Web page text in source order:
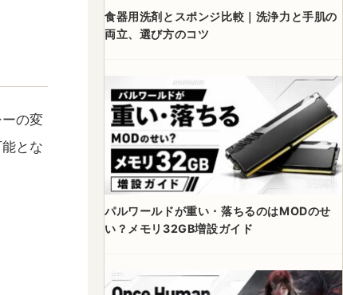
の変
とな
食器用洗剤とスポンジ比較｜洗浄力と手肌の
両立、選び方のコツ
パルワールドが重い・落ちるのはMODのせ
い？メモリ32GB増設ガイド